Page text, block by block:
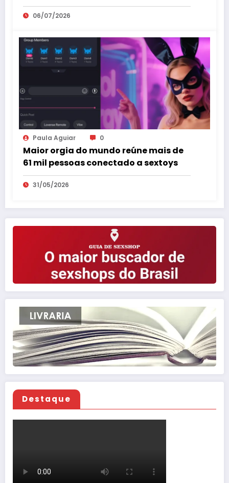
06/07/2026
Paula Aguiar 0
Maior orgia do mundo reúne mais de
61 mil pessoas conectado a sextoys
31/05/2026
Destaque